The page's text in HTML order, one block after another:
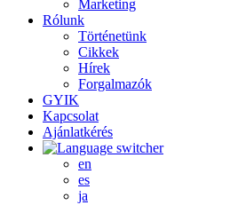
Marketing
Rólunk
Történetünk
Cikkek
Hírek
Forgalmazók
GYIK
Kapcsolat
Ajánlatkérés
en
es
ja